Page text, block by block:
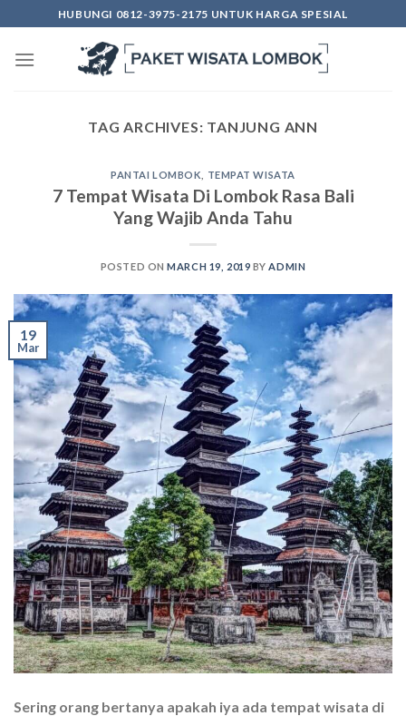
to
content
HUBUNGI 0812-3975-2175 UNTUK HARGA SPESIAL
TAG ARCHIVES: TANJUNG ANN
PANTAI LOMBOK TEMPAT WISATA
7 Tempat Wisata Di Lombok Rasa Bali
Yang Wajib Anda Tahu
POSTED ONMARCH 19, 2019 BY ADMIN
19
Mar
Sering orang bertanya apakah iya ada tempat wisata di